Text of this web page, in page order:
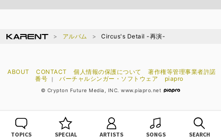
TOPICS SPECIAL ARTISTS SONGS SEARCH
アルバム Circus's Detail -再演-
ABOUT CONTACT 個人情報の保護について
著作権等管理事業者許諾
番号
｜ バーチャルシンガー・ソフトウェア piapro
© Crypton Future Media, INC. www.piapro.net